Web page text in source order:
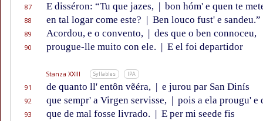
87 E disséron: “Tu que jazes, | bon hóm' e quen te
88 en tal logar come este? | Ben louco fust' e sandeu.”
89 Acordou, e o convento, | des que o ben connoceu,
90 prougue-lle muito con ele. | E el foi departidor
Stanza XXIII Syllables IPA
91 de quanto ll' entôn vẽéra, | e jurou par San Dinís
92 que sempr' a Virgen servisse, | pois a ela prougu' e
93 que de mal fosse livrado. | E per mi seede fis